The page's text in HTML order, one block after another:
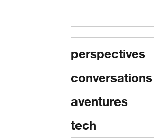
perspectives
conversations
aventures
tech